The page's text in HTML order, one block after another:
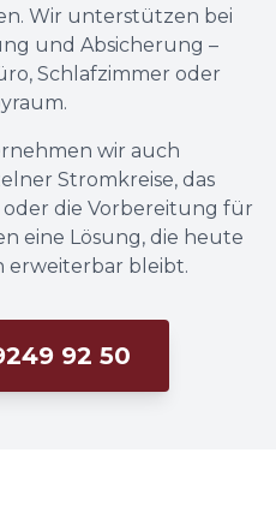
Wir unterstützen bei
und Absicherung –
Schlafzimmer oder
wir auch
Stromkreise, das
die Vorbereitung für
eine Lösung, die heute
erweiterbar bleibt.
92 50